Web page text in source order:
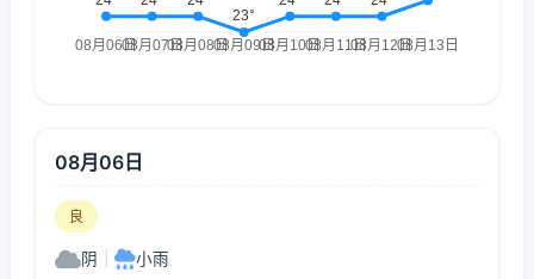
08月06日
良
阴 小雨